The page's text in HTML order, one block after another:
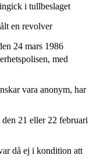
i tullbeslaget
en revolver
24 mars 1986
med
vara anonym, har
21 eller 22 februari
då ej i kondition att